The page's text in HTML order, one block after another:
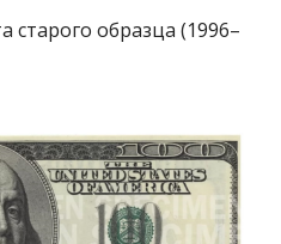
старого образца (1996–